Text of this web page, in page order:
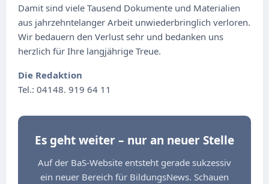
Damit sind viele Tausend Dokumente und Materialien
aus jahrzehntelanger Arbeit unwiederbringlich verloren.
Wir bedauern den Verlust sehr und bedanken uns
herzlich für Ihre langjährige Treue.
Die Redaktion
Tel.: 04148. 919 64 11
Es geht weiter – nur an neuer Stelle
Auf der BaS-Website entsteht gerade sukzessiv
ein neuer Bereich für BildungsNews. Schauen